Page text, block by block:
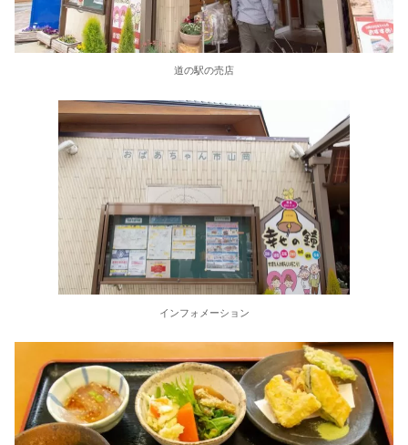
道の駅の売店
インフォメーション